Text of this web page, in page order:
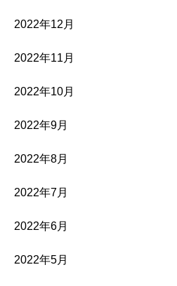
2022年12月
2022年11月
2022年10月
2022年9月
2022年8月
2022年7月
2022年6月
2022年5月